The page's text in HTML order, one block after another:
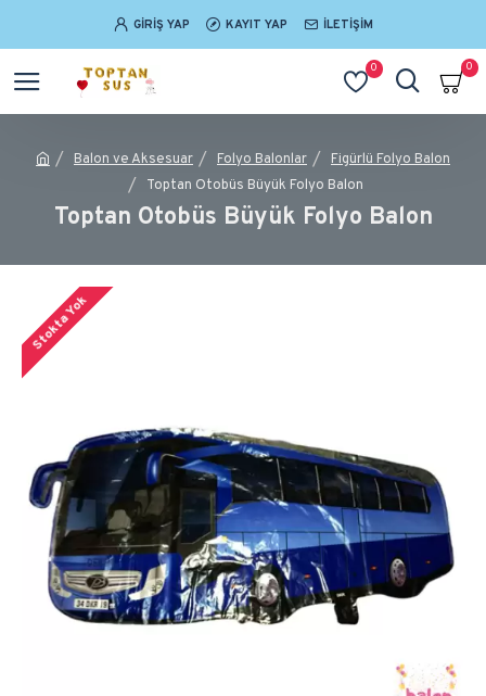
GIRIŞ YAP KAYIT YAP İLETIŞIM
0 0
Balon ve Aksesuar Folyo Balonlar
Figürlü Folyo Balon
Toptan Otobüs Büyük Folyo Balon
Toptan Otobüs Büyük Folyo Balon
Stokta Yok